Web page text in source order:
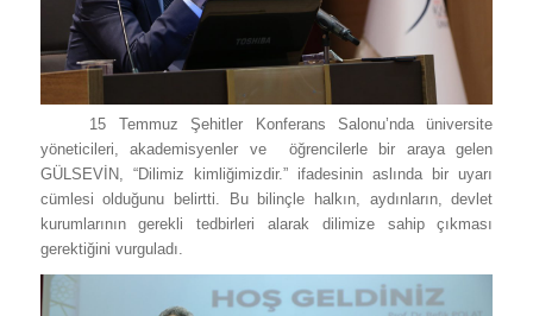
15 Temmuz Şehitler Konferans Salonu’nda üniversite
yöneticileri, akademisyenler ve öğrencilerle bir araya gelen
GÜLSEVİN, “Dilimiz kimliğimizdir.” ifadesinin aslında bir uyarı
cümlesi olduğunu belirtti. Bu bilinçle halkın, aydınların, devlet
kurumlarının gerekli tedbirleri alarak dilimize sahip çıkması
gerektiğini vurguladı.